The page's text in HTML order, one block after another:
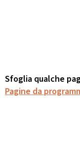
Sfoglia qualche
Pagine da